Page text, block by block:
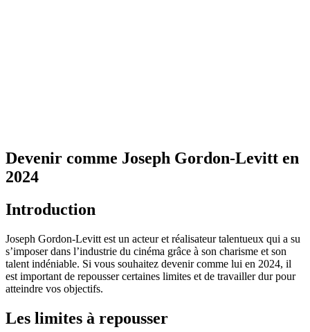
Devenir comme Joseph Gordon-Levitt en
2024
Introduction
Joseph Gordon-Levitt est un acteur et réalisateur talentueux qui a su
s’imposer dans l’industrie du cinéma grâce à son charisme et son
talent indéniable. Si vous souhaitez devenir comme lui en 2024, il
est important de repousser certaines limites et de travailler dur pour
atteindre vos objectifs.
Les limites à repousser